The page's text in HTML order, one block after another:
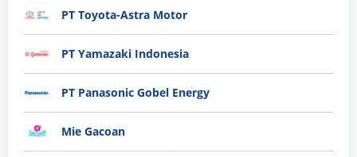
PT Toyota-Astra Motor
PT Yamazaki Indonesia
PT Panasonic Gobel Energy
Mie Gacoan